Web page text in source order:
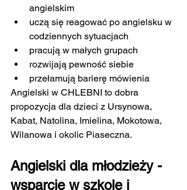
angielskim
uczą się reagować po angielsku w
codziennych sytuacjach
pracują w małych grupach
rozwijają pewność siebie
przełamują barierę mówienia
Angielski w CHLEBNI to dobra
propozycja dla dzieci z Ursynowa,
Kabat, Natolina, Imielina, Mokotowa,
Wilanowa i okolic Piaseczna.
Angielski dla młodzieży -
wsparcie w szkole i